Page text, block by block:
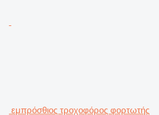
εμπρόσθιος τροχοφόρος φορτωτής